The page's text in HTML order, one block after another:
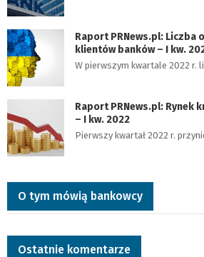
Raport PRNews.pl: Liczba
klientów banków – I kw.
W pierwszym kwartale 2022 r.
Raport PRNews.pl: Rynek
– I kw. 2022
Pierwszy kwartał 2022 r.
O tym mówią bankowcy
Ostatnie komentarze